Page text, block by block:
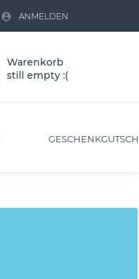
 ANMELDEN
Warenkorb
still empty :(